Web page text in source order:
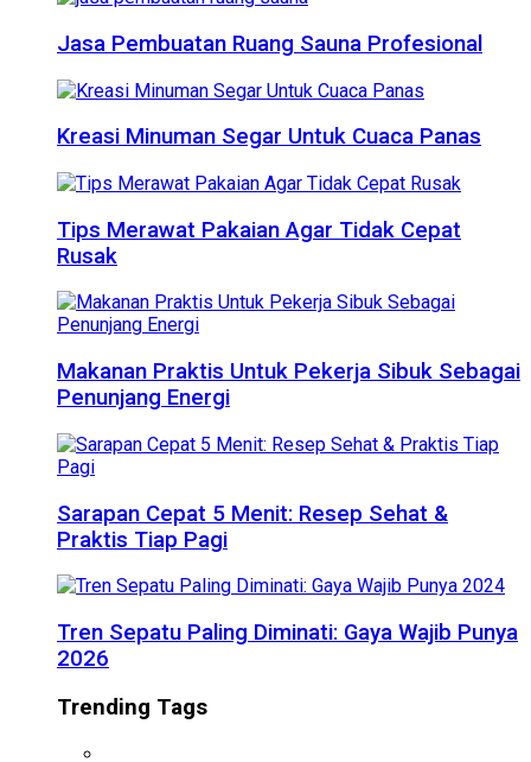
Jasa Pembuatan Ruang Sauna Profesional
Kreasi Minuman Segar Untuk Cuaca Panas
Tips Merawat Pakaian Agar Tidak Cepat
Rusak
Makanan Praktis Untuk Pekerja Sibuk Sebagai
Penunjang Energi
Sarapan Cepat 5 Menit: Resep Sehat &
Praktis Tiap Pagi
Tren Sepatu Paling Diminati: Gaya Wajib Punya
2026
Trending Tags